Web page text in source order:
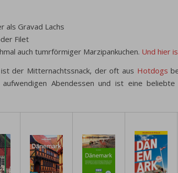
als Gravad Lachs
Filet
auch tumrförmiger Marzipankuchen. Und hier
der Mitternachtssnack, der oft aus Hotdogs
Abendessen und ist eine